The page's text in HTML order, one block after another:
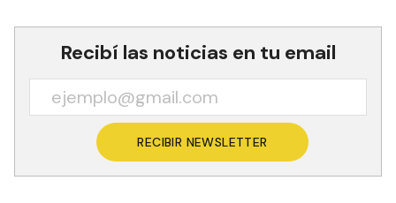
Recibí las noticias en tu email
RECIBIR NEWSLETTER